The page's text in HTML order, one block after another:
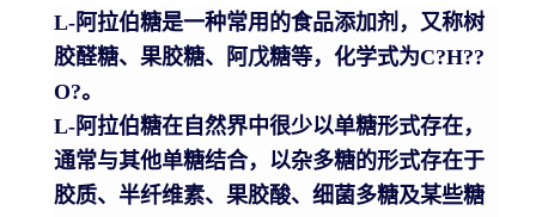
L-阿拉伯糖是一种常用的食品添加剂，又称树
胶醛糖、果胶糖、阿戊糖等，化学式为C?H??
O?。
L-阿拉伯糖在自然界中很少以单糖形式存在，
通常与其他单糖结合，以杂多糖的形式存在于
胶质、半纤维素、果胶酸、细菌多糖及某些糖